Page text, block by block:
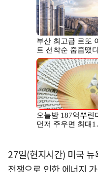
27일(현지시간) 미국
전쟁으로 인한 에너지